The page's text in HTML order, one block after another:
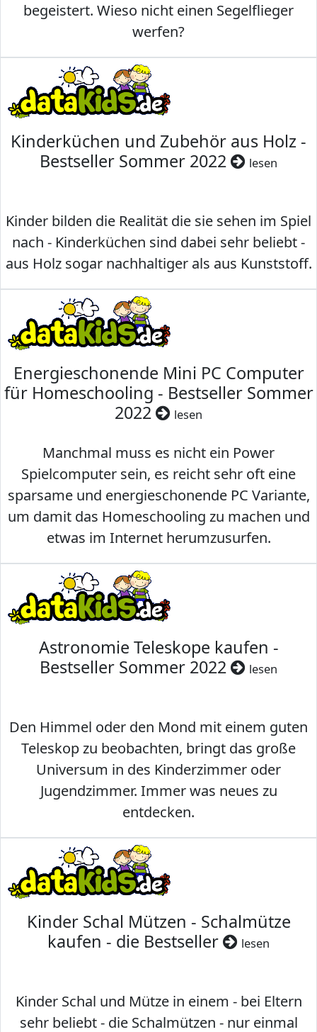
begeistert. Wieso nicht einen Segelflieger
werfen?
Kinderküchen und Zubehör aus Holz -
Bestseller Sommer 2022
lesen
Kinder bilden die Realität die sie sehen im Spiel
nach - Kinderküchen sind dabei sehr beliebt -
aus Holz sogar nachhaltiger als aus Kunststoff.
Energieschonende Mini PC Computer
für Homeschooling - Bestseller Sommer
2022
lesen
Manchmal muss es nicht ein Power
Spielcomputer sein, es reicht sehr oft eine
sparsame und energieschonende PC Variante,
um damit das Homeschooling zu machen und
etwas im Internet herumzusurfen.
Astronomie Teleskope kaufen -
Bestseller Sommer 2022
lesen
Den Himmel oder den Mond mit einem guten
Teleskop zu beobachten, bringt das große
Universum in des Kinderzimmer oder
Jugendzimmer. Immer was neues zu
entdecken.
Kinder Schal Mützen - Schalmütze
kaufen - die Bestseller
lesen
Kinder Schal und Mütze in einem - bei Eltern
sehr beliebt - die Schalmützen - nur einmal